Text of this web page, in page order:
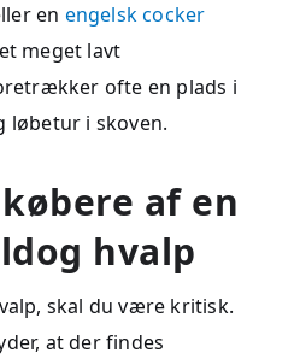
en engelsk cocker
meget lavt
ofte en plads i
løbetur i skoven.
af en
hvalp
skal du være kritisk.
at der findes